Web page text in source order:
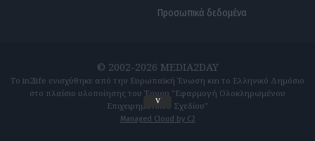
Προσωπικά δεδομένα
© 2002-2026 MEDIA2DAY
Το in2life ενισχύθηκε από την Ευρωπαϊκή Ένωση και το Ελληνικό Δημόσιο
στο πλαίσιο υλοποίησης του Έργου "Εφαρμογή Ολοκληρωμένου
Επιχειρηματικού Σχεδίου"
Managed Cloud by C2
v